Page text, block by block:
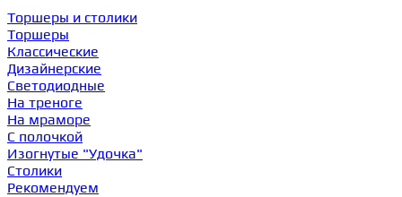
Торшеры и столики
Торшеры
Классические
Дизайнерские
Светодиодные
На треноге
На мраморе
С полочкой
Изогнутые "Удочка"
Столики
Рекомендуем